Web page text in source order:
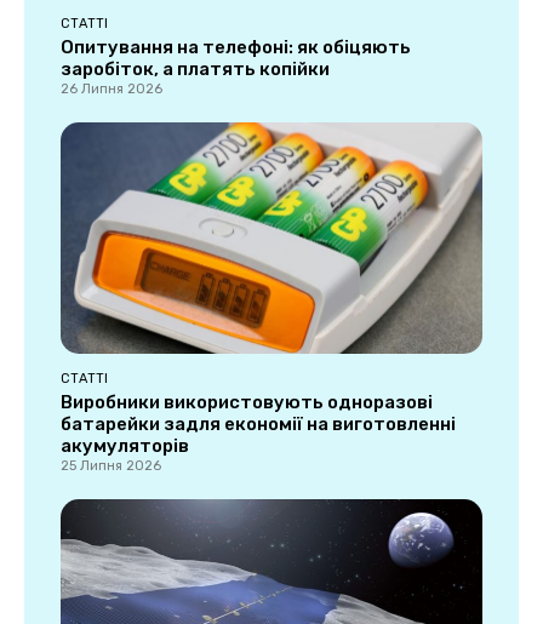
СТАТТІ
Опитування на телефоні: як обіцяють
заробіток, а платять копійки
26 Липня 2026
СТАТТІ
Виробники використовують одноразові
батарейки задля економії на виготовленні
акумуляторів
25 Липня 2026